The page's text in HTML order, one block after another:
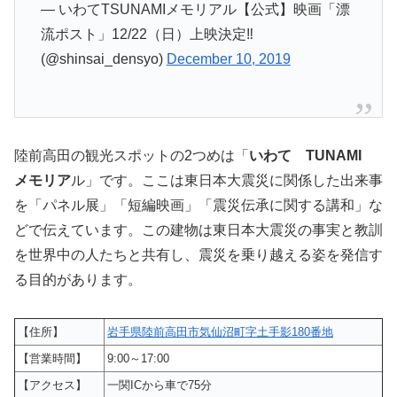
— いわてTSUNAMIメモリアル【公式】映画「漂
流ポスト」12/22（日）上映決定‼
(@shinsai_densyo) December 10, 2019
陸前高田の観光スポットの2つめは「 いわて
TUNAMI
メモリアル」です。ここは東日本大震災に関係した出来事
を「パネル展」「短編映画」「震災伝承に関する講和」な
どで伝えています。この建物は東日本大震災の事実と教訓
を世界中の人たちと共有し、震災を乗り越える姿を発信す
る目的があります。
【住所】
岩手県陸前高田市気仙沼町字土手影180番地
【営業時間】
9:00～17:00
【アクセス】
一関ICから車で75分